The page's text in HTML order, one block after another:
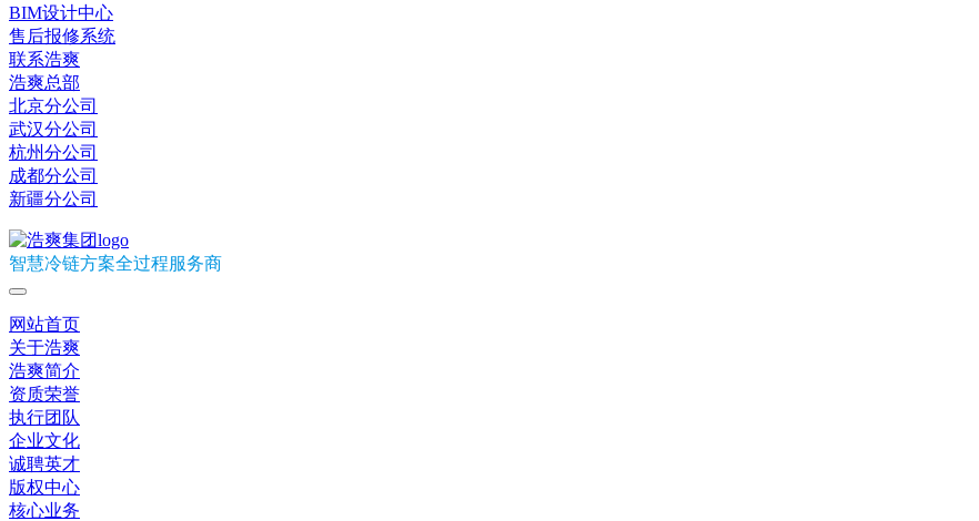
BIM设计中心
售后报修系统
联系浩爽
浩爽总部
北京分公司
武汉分公司
杭州分公司
成都分公司
新疆分公司
智慧冷链方案全过程服务商
网站首页
关于浩爽
浩爽简介
资质荣誉
执行团队
企业文化
诚聘英才
版权中心
核心业务